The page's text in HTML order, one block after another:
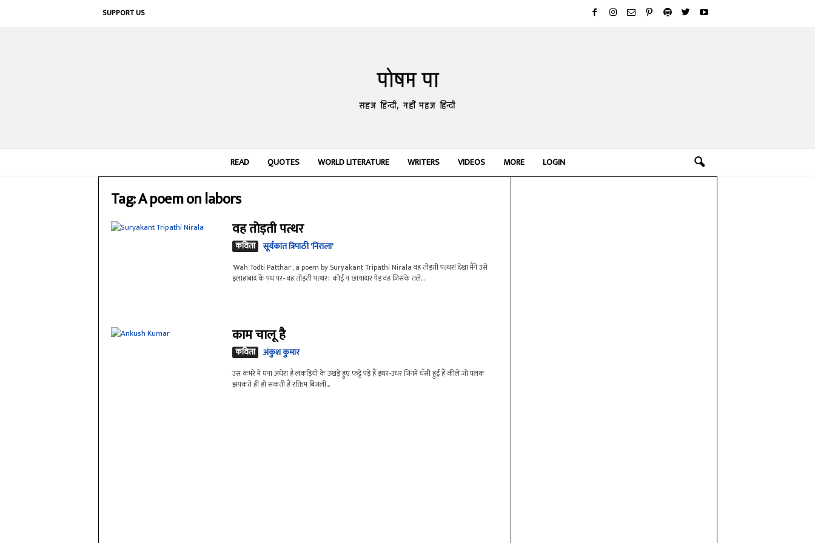
SUPPORT US
पोषम पा
सहज हिन्दी, नहीं महज़ हिन्दी
READ QUOTES WORLD LITERATURE WRITERS VIDEOS MORE LOGIN
Tag: A poem on labors
वह तोड़ती पत्थर
कविता सूर्यकांत त्रिपाठी 'निराला'
'Wah Todti Patthar', a poem by Suryakant Tripathi Nirala वह तोड़ती पत्थर! देखा मैंने उसे
इलाहाबाद के पथ पर- वह तोड़ती पत्थर। कोई न छायादार पेड़ वह जिसके तले...
काम चालू है
कविता अंकुश कुमार
उस कमरे में घना अंधेरा है लकड़ियों के उखड़े हुए फट्टे पड़े हैं इधर-उधर जिनमें धँसी हुई हैं कीलें जो पलक
झपकते ही हो सकती हैं रक्तिम बिजली...